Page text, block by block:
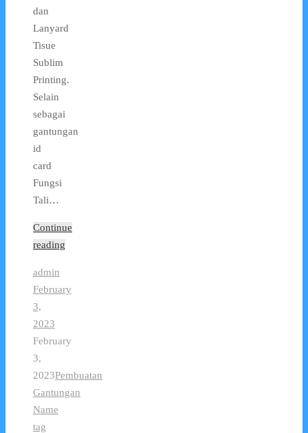
dan
Lanyard
Tisue
Sublim
Printing.
Selain
sebagai
gantungan
id
card
Fungsi
Tali…
Continue
reading
admin
February
3,
2023
February
3,
2023Pembuatan
Gantungan
Name
tag